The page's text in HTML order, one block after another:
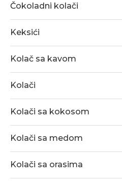
Čokoladni kolači
Keksići
Kolač sa kavom
Kolači
Kolači sa kokosom
Kolači sa medom
Kolači sa orasima